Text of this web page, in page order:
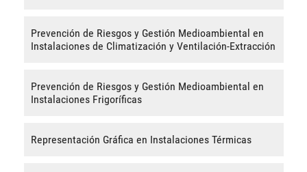
Prevención de Riesgos y Gestión Medioambiental en
Instalaciones de Climatización y Ventilación-Extracción
Prevención de Riesgos y Gestión Medioambiental en
Instalaciones Frigoríficas
Representación Gráfica en Instalaciones Térmicas